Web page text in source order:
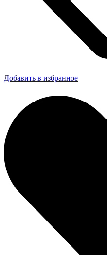
Добавить в избранное